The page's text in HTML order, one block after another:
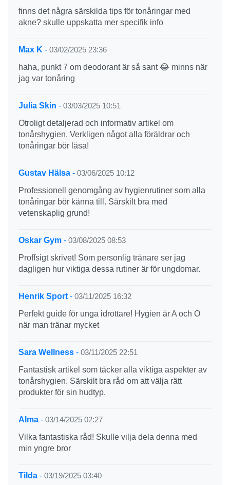
finns det några särskilda tips för tonåringar med
akne? skulle uppskatta mer specifik info
Max K - 03/02/2025 23:36
haha, punkt 7 om deodorant är så sant 😂 minns när
jag var tonåring
Julia Skin - 03/03/2025 10:51
Otroligt detaljerad och informativ artikel om
tonårshygien. Verkligen något alla föräldrar och
tonåringar bör läsa!
Gustav Hälsa - 03/06/2025 10:12
Professionell genomgång av hygienrutiner som alla
tonåringar bör känna till. Särskilt bra med
vetenskaplig grund!
Oskar Gym - 03/08/2025 08:53
Proffsigt skrivet! Som personlig tränare ser jag
dagligen hur viktiga dessa rutiner är för ungdomar.
Henrik Sport - 03/11/2025 16:32
Perfekt guide för unga idrottare! Hygien är A och O
när man tränar mycket
Sara Wellness - 03/11/2025 22:51
Fantastisk artikel som täcker alla viktiga aspekter av
tonårshygien. Särskilt bra råd om att välja rätt
produkter för sin hudtyp.
Alma - 03/14/2025 02:27
Vilka fantastiska råd! Skulle vilja dela denna med
min yngre bror
Tilda - 03/19/2025 03:40